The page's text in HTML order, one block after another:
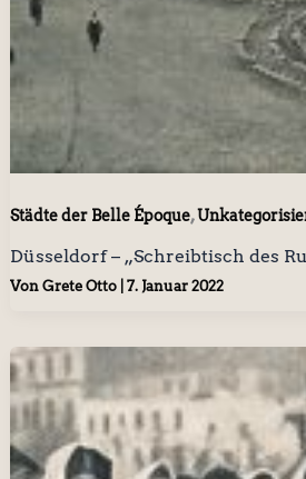
Städte der Belle Époque,
Düsseldorf – „Schreibtisch des
Von Grete Otto 7. Januar 2022